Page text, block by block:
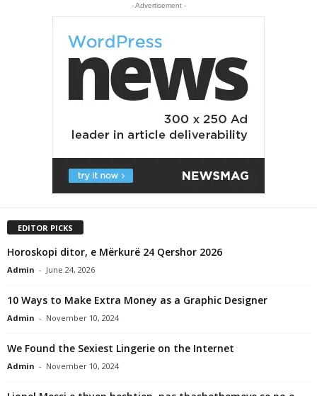
- Advertisement -
EDITOR PICKS
Horoskopi ditor, e Mërkurë 24 Qershor 2026
Admin - June 24, 2026
10 Ways to Make Extra Money as a Graphic Designer
Admin - November 10, 2024
We Found the Sexiest Lingerie on the Internet
Admin - November 10, 2024